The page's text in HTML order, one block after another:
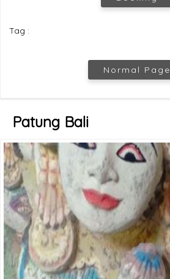
Tag :
Normal Page
Patung Bali